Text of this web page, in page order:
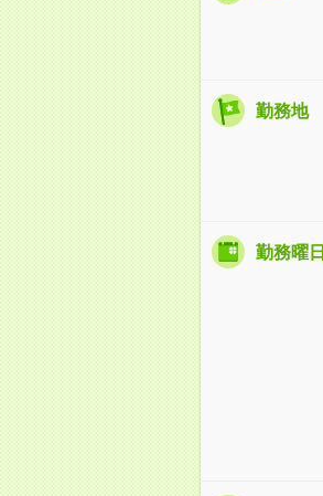
勤務地
勤務曜日